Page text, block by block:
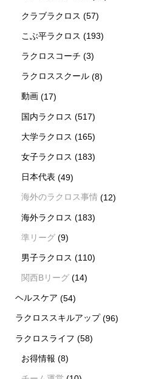
クラブラクロス (57)
こぶ平ラクロス (193)
ラクロスコーチ (3)
ラクロススクール (8)
動画 (17)
国内ラクロス (517)
大学ラクロス (165)
女子ラクロス (183)
日本代表 (49)
海外のラクロス事情 (12)
海外ラクロス (183)
準リーグ (9)
男子ラクロス (110)
関西Bリーグ (14)
ヘルスケア (54)
ラクロススキルアップ(96)
ラクロスライフ (58)
お得情報 (8)